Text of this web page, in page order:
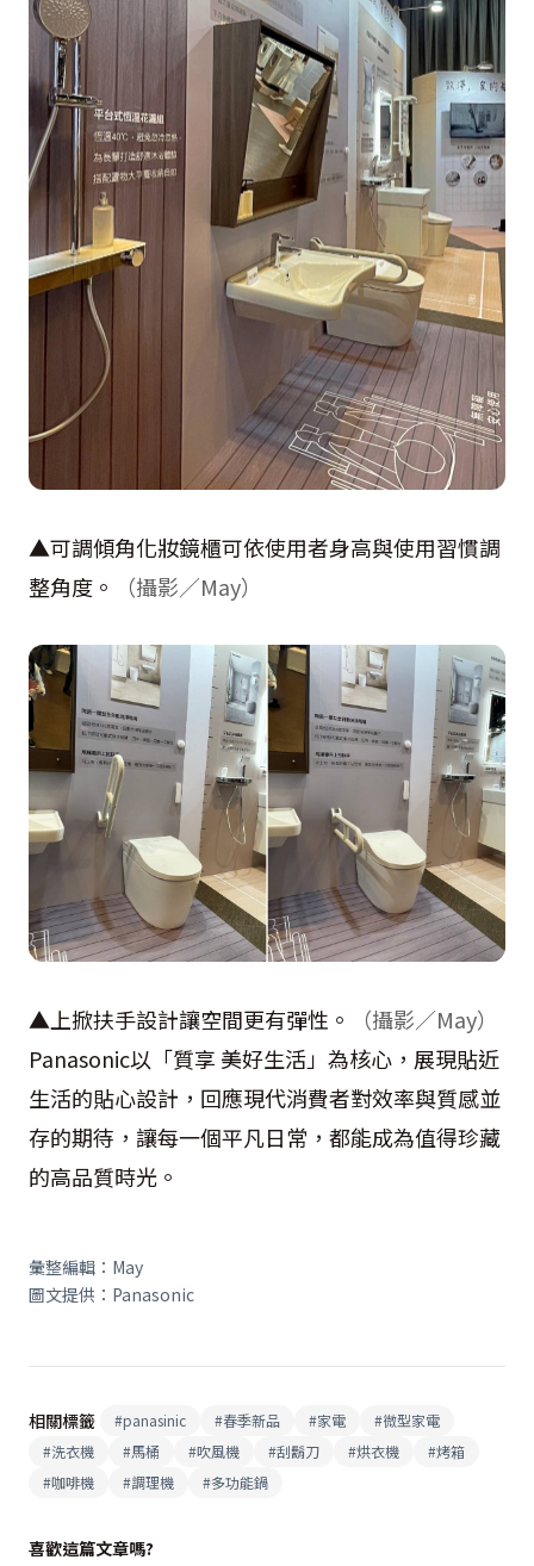
▲可調傾角化妝鏡櫃可依使用者身高與使用習慣調
整角度。
（攝影／May）
▲上掀扶手設計讓空間更有彈性。
（攝影／May）
Panasonic以「質享 美好生活」為核心，展現貼近
生活的貼心設計，回應現代消費者對效率與質感並
存的期待，讓每一個平凡日常，都能成為值得珍藏
的高品質時光。
彙整編輯：May
圖文提供：Panasonic
相關標籤 #panasinic #春季新品 #家電 #微型家電
#洗衣機 #馬桶 #吹風機 #刮鬍刀 #烘衣機 #烤箱
#咖啡機 #調理機 #多功能鍋
喜歡這篇文章嗎?